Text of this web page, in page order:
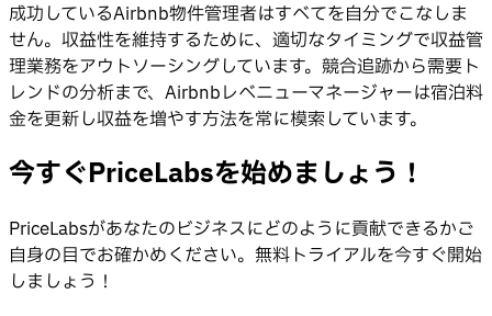
成功しているAirbnb物件管理者はすべてを自分でこなしま
せん。収益性を維持するために、適切なタイミングで収益管
理業務をアウトソーシングしています。競合追跡から需要ト
レンドの分析まで、Airbnbレベニューマネージャーは宿泊料
金を更新し収益を増やす方法を常に模索しています。
今すぐPriceLabsを始めましょう！
PriceLabsがあなたのビジネスにどのように貢献できるかご
自身の目でお確かめください。無料トライアルを今すぐ開始
しましょう！